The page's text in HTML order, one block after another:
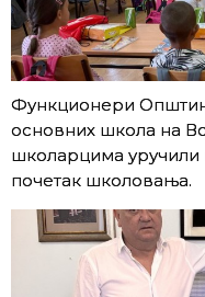
Функционери
основних школа на
школарцима
почетак школовања.